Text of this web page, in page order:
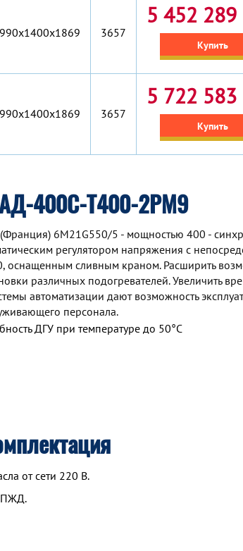
3657
5 452 289
Купить
3657
5 722 583
Купить
АД-400С-Т400-2РМ9
6M21G550/5 - мощностью 400 -
регулятором напряжения с
оснащенным сливным краном. Расширить
различных подогревателей. Увеличить
автоматизации дают возможность
персонала.
ДГУ при температуре до 50°С
от сети 220 В.
ПЖД.